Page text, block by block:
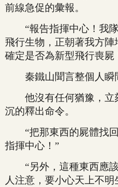
前線急促的彙報。
“報告指揮中心！我隊
飛行生物，正朝著我方
確定是否為新型飛行喪屍
秦鐵山聞言整個人瞬
他沒有任何猶豫，立
沉的釋出命令。
“把那東西的屍體找回
指揮中心！”
“另外，這種東西應該
人注意，要小心天上不明